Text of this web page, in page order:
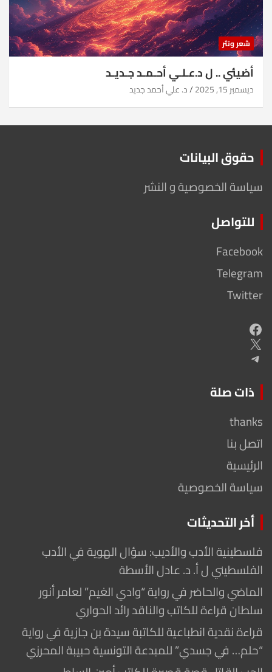
شعر ونثر
أضيئي .. ل د.عـلـي أحـمـد جـديـد
ديسمبر 15, 2025 د. علي أحمد جديد
حقوق البيانات
سياسة الخصوصية و النشر
للتواصل
Facebook
Telegram
Twitter
Facebook
X
Telegram
ذات صلة
thanks
اتصل بنا
الرئيسية
سياسة الخصوصية
أخر التحديثات
فلسطينية الأدب والأديب: سؤال الهوية في الأدب
الفلسطيني ل أ. د. عادل الأسطة
الماضي والحاضر في رواية “وادي الغيم” لعامر أنور
سلطان قراءة للكاتب والناقد رائد الحواري
قراءة نقدية انطباعية للكاتبة سيدة بن جازية في رواية
“حلم… في جسدي” للمبدعة التونسية حبيبة المحرزي